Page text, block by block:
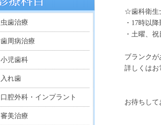
☆歯科衛生
・17時以
・土曜、
ブランク
詳しくはお
お待ちし
虫歯治療
歯周病治療
小児歯科
入れ歯
口腔外科・インプラント
審美治療